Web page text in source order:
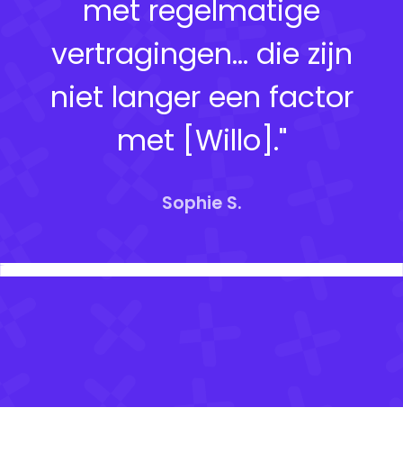
met regelmatige
vertragingen... die zijn
niet langer een factor
met [Willo]."
Sophie S.